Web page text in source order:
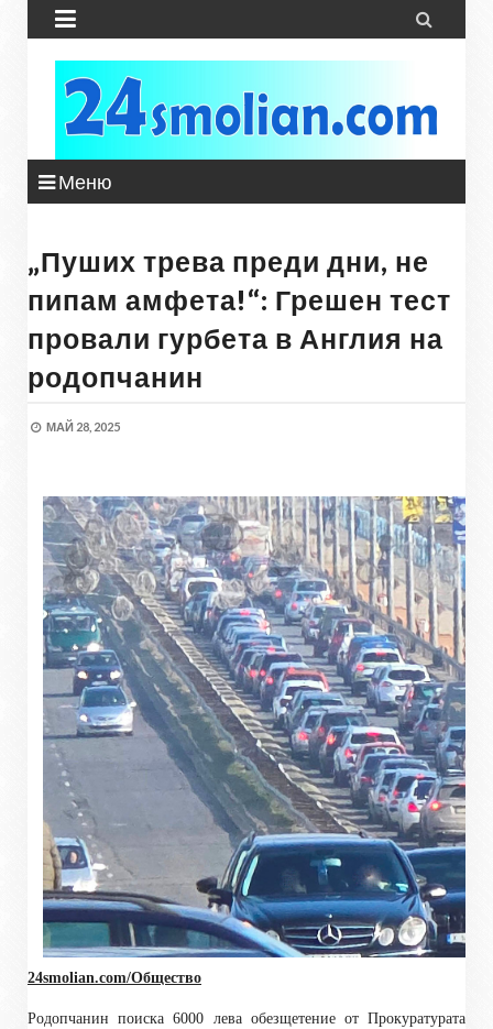
 
Меню
„Пуших трева преди дни, не
пипам амфета!“: Грешен тест
провали гурбета в Англия на
родопчанин
МАЙ 28, 2025
24smolian.com/Общество
Родопчанин поиска 6000 лева обезщетение от Прокуратурата